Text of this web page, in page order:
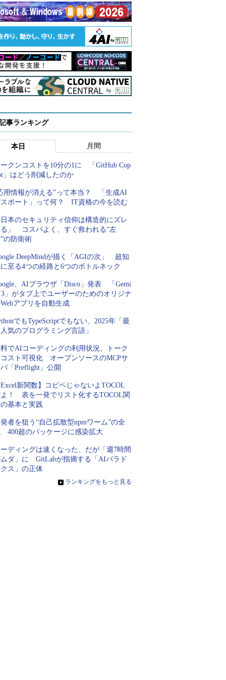
事ランキング
本日 月間
クンコストを10分の1に 「GitHub Cop
」はどう削減したのか
用情報が消える”って本当？ 「生成AI
ポート」って何？ IT資格の今を読む
本のセキュリティ信仰は構造的にズレ
」 コスパよく、すぐ救われる“左
の防衛術
DeepMindが描く「AGIの次」 超知
至る4つの経路と6つのボトルネック
、AIブラウザ「Disco」発表 「Gemi
」がタブ上でユーザーのためのオリジナ
アプリを自動生成
でもTypeScriptでもない、2025年「最
気のプログラミング言語」
でAIコーディングの利用状況、トーク
スト可視化 オープンソースのMCPサ
「Preflight」公開
新関数】コピペじゃないよTOCOL
！ 表を一発でリスト化するTOCOL関
基本と実践
者を狙う“自己拡散型npmワーム”の全
400超のパッケージに感染拡大
ディングは速くなった、だが「週7時間
ダ」に GitLabが指摘する「AIパラド
ス」の正体
» ランキングをもっと見る